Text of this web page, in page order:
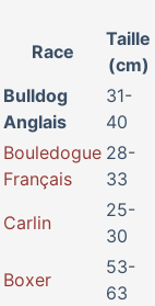
Race
Taille
(cm)
Bulldog
Anglais
31-
40
Bouledogue
Français
28-
33
Carlin
25-
30
Boxer
53-
63